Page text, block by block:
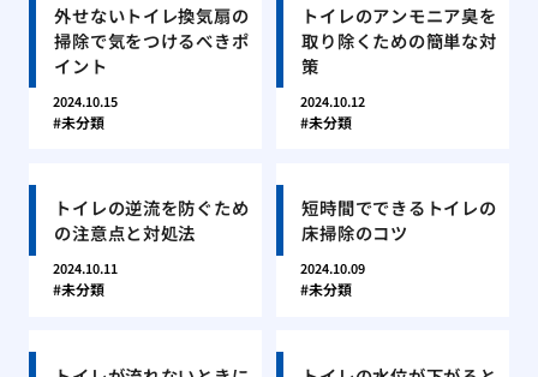
外せないトイレ換気扇の
掃除で気をつけるべきポ
イント
2024.10.15
未分類
トイレのアンモニア臭を
取り除くための簡単な対
策
2024.10.12
未分類
トイレの逆流を防ぐため
の注意点と対処法
2024.10.11
未分類
短時間でできるトイレの
床掃除のコツ
2024.10.09
未分類